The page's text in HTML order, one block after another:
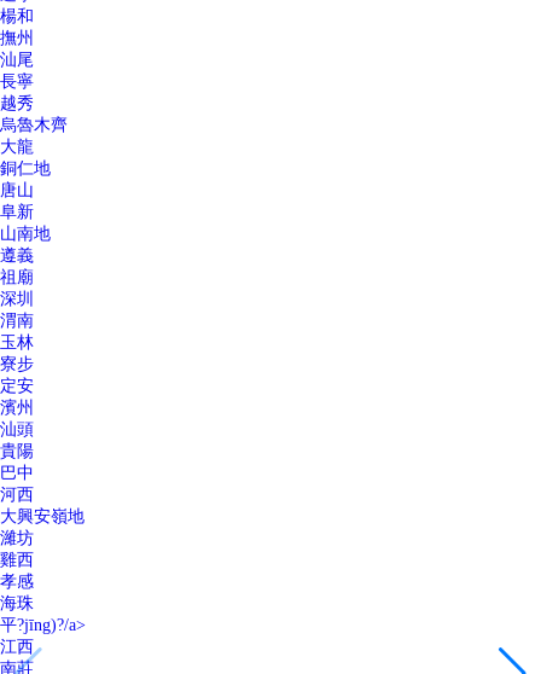
楊和
撫州
汕尾
長寧
越秀
烏魯木齊
大龍
銅仁地
唐山
阜新
山南地
遵義
祖廟
深圳
渭南
玉林
寮步
定安
濱州
汕頭
貴陽
巴中
河西
大興安嶺地
濰坊
雞西
孝感
海珠
平?jīng)?/a>
江西
南莊